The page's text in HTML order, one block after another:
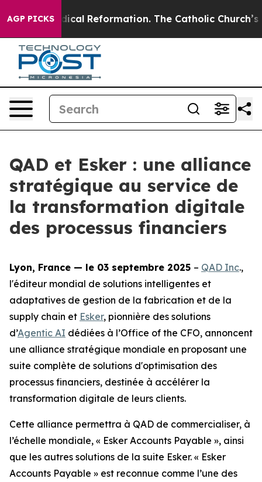
AGP PICKS
Radical Reformation. The Catholic Church’s
QAD et Esker : une alliance
stratégique au service de
la transformation digitale
des processus financiers
Lyon, France — le 03 septembre 2025 – QAD Inc.,
l'éditeur mondial de solutions intelligentes et
adaptatives de gestion de la fabrication et de la
supply chain et Esker, pionnière des solutions
d’Agentic AI dédiées à l’Office of the CFO, annoncent
une alliance stratégique mondiale en proposant une
suite complète de solutions d'optimisation des
processus financiers, destinée à accélérer la
transformation digitale de leurs clients.
Cette alliance permettra à QAD de commercialiser, à
l’échelle mondiale, « Esker Accounts Payable », ainsi
que les autres solutions de la suite Esker. « Esker
Accounts Payable » est reconnue comme l’une des